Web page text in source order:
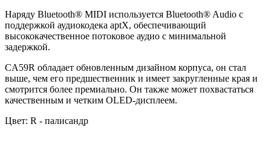
Наряду Bluetooth® MIDI используется Bluetooth® Audio с
поддержкой аудиокодека aptX, обеспечивающий
высококачественное потоковое аудио с минимальной
задержкой.
CA59R обладает обновленным дизайном корпуса, он стал
выше, чем его предшественник и имеет закругленные края и
смотрится более премиально. Он также может похвастаться
качественным и четким OLED-дисплеем.
Цвет: R - палисандр